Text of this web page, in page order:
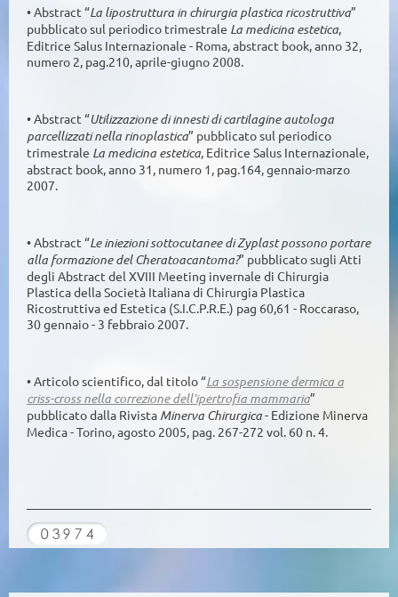
• Abstract “La lipostruttura in chirurgia plastica ricostruttiva”
pubblicato sul periodico trimestrale La medicina estetica,
Editrice Salus Internazionale - Roma, abstract book, anno 32,
numero 2, pag.210, aprile-giugno 2008.
• Abstract “Utilizzazione di innesti di cartilagine autologa
parcellizzati nella rinoplastica” pubblicato sul periodico
trimestrale La medicina estetica, Editrice Salus Internazionale,
abstract book, anno 31, numero 1, pag.164, gennaio-marzo
2007.
• Abstract “Le iniezioni sottocutanee di Zyplast possono portare
alla formazione del Cheratoacantoma?” pubblicato sugli Atti
degli Abstract del XVIII Meeting invernale di Chirurgia
Plastica della Società Italiana di Chirurgia Plastica
Ricostruttiva ed Estetica (S.I.C.P.R.E.) pag 60,61 - Roccaraso,
30 gennaio - 3 febbraio 2007.
•Articolo scientifico, dal titolo “La sospensione dermica a
criss-cross nella correzione dell’ipertrofia mammaria”
pubblicato dalla Rivista Minerva Chirurgica- Edizione Minerva
Medica - Torino, agosto 2005, pag. 267-272 vol. 60 n. 4.